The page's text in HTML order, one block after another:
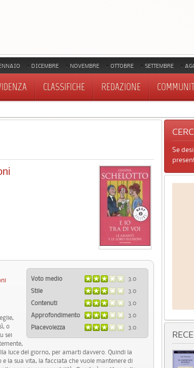
DICEMBRE NOVEMBRE OTTOBRE SETTEMBRE
CLASSIFICHE REDAZIONE
Voto medio
3.0
Stile
3.0
Contenuti
3.0
Approfondimento
3.0
Piacevolezza
3.0
o
sei
luce del giorno, per amarti davvero. Quindi la
la sua vita, la facciata che vuole mantenere di
Se